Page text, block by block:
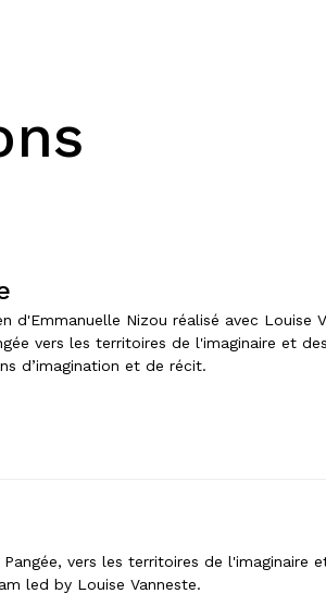
d'Emmanuelle Nizou réalisé avec Louise
vers les territoires de l'imaginaire et
d’imagination et de récit.
vers les territoires de l'imaginaire
led by Louise Vanneste.